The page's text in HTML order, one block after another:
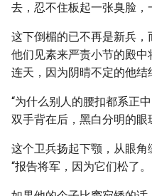
去，忍不住板起一张臭脸，
这下倒楣的已不再是新兵，
他们见素来严责小节的殿
连天，因为阴晴不定的他结
“为什么别人的腰扣都系正
双手背在后，黑白分明的眼
这个卫兵扬起下颚，从眼角
“报告将军，因为它们松了。